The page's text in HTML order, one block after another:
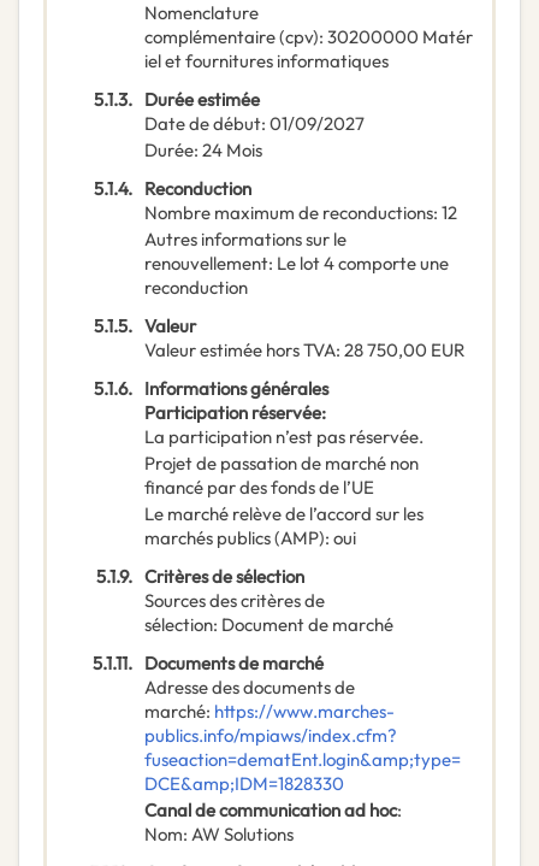
Nomenclature
complémentaire(cpv): 30200000 Matér
iel et fournitures informatiques
5.1.3. Durée estimée
Date de début: 01/09/2027
Durée: 24 Mois
5.1.4. Reconduction
Nombre maximum de reconductions: 12
Autres informations sur le
renouvellement: Le lot 4 comporte une
reconduction
5.1.5. Valeur
Valeur estimée hors TVA: 28 750,00 EUR
5.1.6. Informations générales
Participation réservée:
La participation n’est pas réservée.
Projet de passation de marché non
financé par des fonds de l’UE
Le marché relève de l’accord sur les
marchés publics (AMP): oui
5.1.9. Critères de sélection
Sources des critères de
sélection: Document de marché
5.1.11. Documents de marché
Adresse des documents de
marché: https://www.marches-
publics.info/mpiaws/index.cfm?
fuseaction=dematEnt.login&amp;type=
DCE&amp;IDM=1828330
Canal de communication ad hoc:
Nom: AW Solutions